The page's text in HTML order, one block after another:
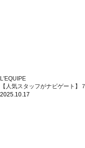
L'EQUIPE
【人気スタッフがナビゲート】
2025.10.17